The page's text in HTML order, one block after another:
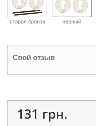
старая бронза черный
Свой отзыв
131 грн.